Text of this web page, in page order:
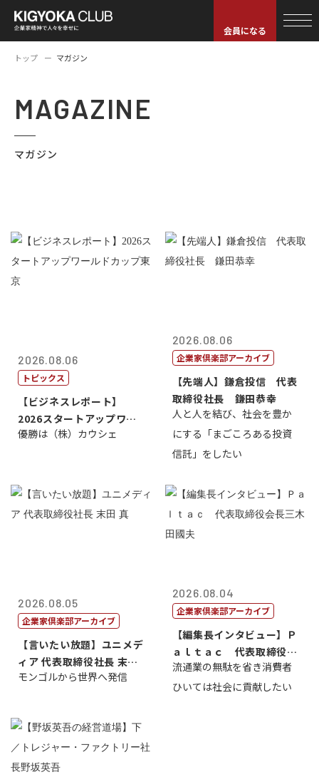
会員になる
トップ マガジン
MAGAZINE
マガジン
2026.08.06
トピックス
【ビジネスレポート】
2026スタートアップワー
ルドカップ東京
優勝は（株）カウシェ
2026.08.06
企業家倶楽部アーカイブ
【先端人】鎌倉投信 代表
取締役社長 鎌田恭幸
人と人を結び、社会を豊か
にする「まごころある投資
信託」をしたい
2026.08.05
企業家倶楽部アーカイブ
【言いたい放題】ユニメデ
ィア 代表取締役社長 末田
真
モンゴルから世界へ発信
2026.08.04
企業家倶楽部アーカイブ
【編集長インタビュー】Ｐ
ａｌｔａｃ 代表取締役会
長三木田國夫
流通業の無駄を省き消費者
ひいては社会に貢献したい